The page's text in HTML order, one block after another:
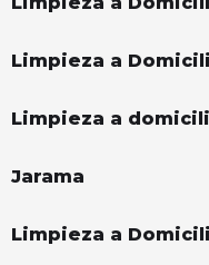
Limpieza a
Limpieza a
Jarama
Limpieza a